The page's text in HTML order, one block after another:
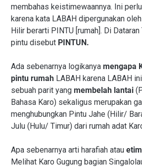
membahas keistimewaannya. Ini
karena kata LABAH dipergunakan
Hilir berarti PINTU [rumah]. Di
pintu disebut PINTUN.
Ada sebenarnya logikanya mengapa
pintu rumah LABAH karena LABAH
sebuah parit yang membelah lantai
Bahasa Karo) sekaligus merupakan
menghubungkan Pintu Jahe (Hilir/
Julu (Hulu/ Timur) dari rumah adat
Apa sebenarnya arti harafiah atau
Melihat Karo Gugung bagian